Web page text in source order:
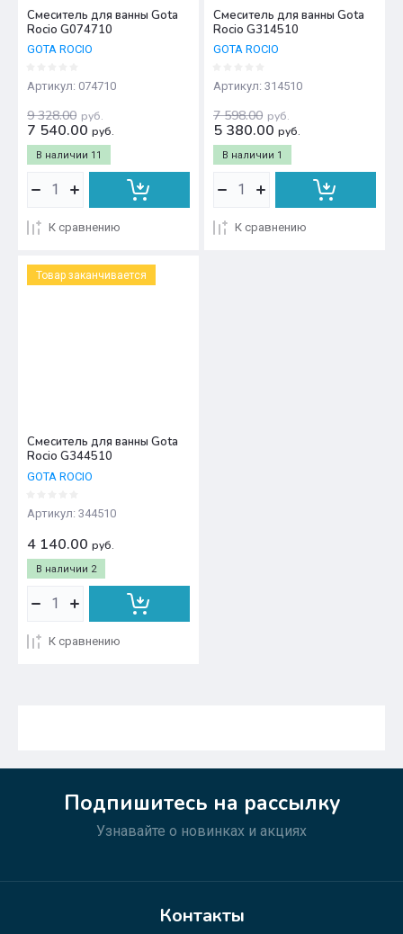
Смеситель для ванны Gota
Rocio G074710
GOTA ROCIO
Артикул: 074710
В наличии 11
9 328.00 руб.
7 540.00 руб.
К сравнению
Смеситель для ванны Gota
Rocio G314510
GOTA ROCIO
Артикул: 314510
В наличии 1
7 598.00 руб.
5 380.00 руб.
К сравнению
Товар заканчивается
Смеситель для ванны Gota
Rocio G344510
GOTA ROCIO
Артикул: 344510
В наличии 2
4 140.00 руб.
К сравнению
Подпишитесь на рассылку
Узнавайте о новинках и акциях
Контакты